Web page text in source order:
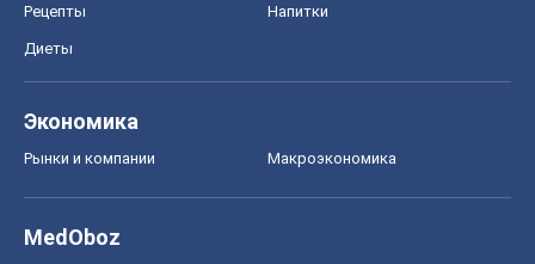
Рецепты Напитки
Диеты
Экономика
Рынки и компании Mакроэкономика
MedOboz